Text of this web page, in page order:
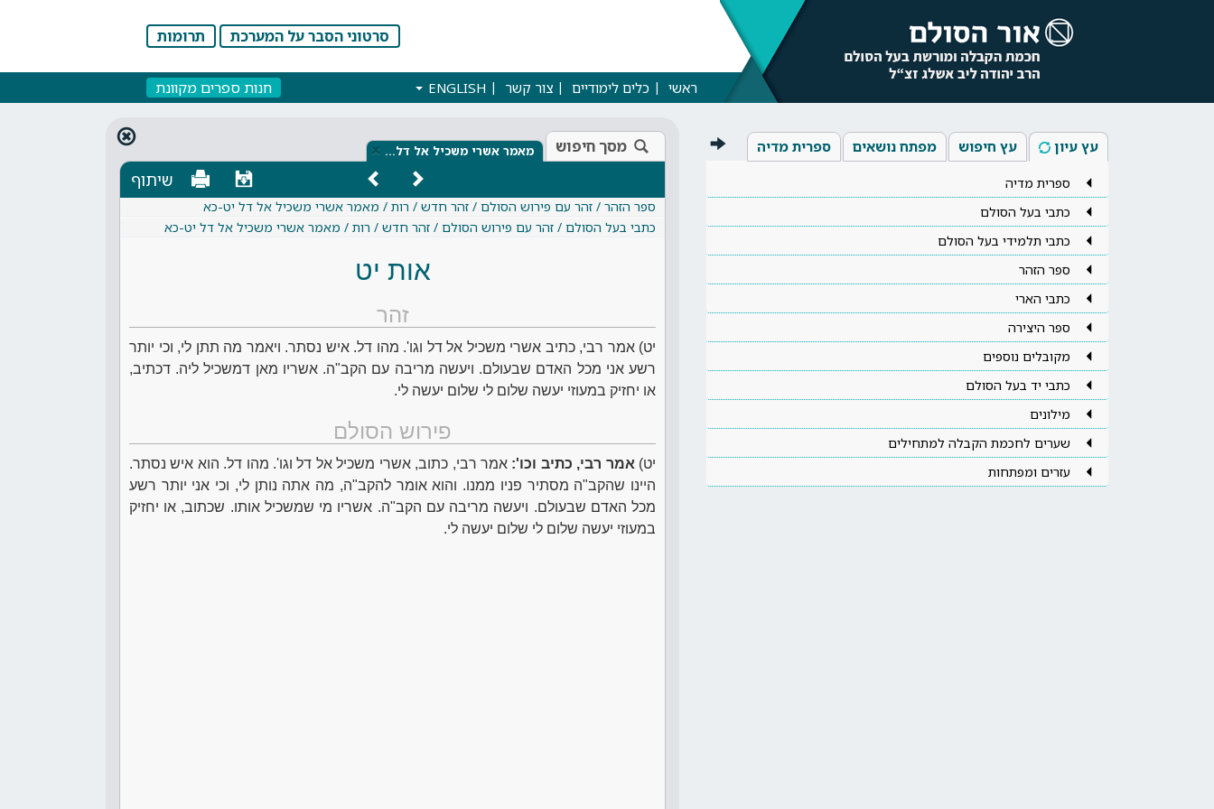
סרטוני הסבר על המערכת תרומות
ראשי כלים לימודיים צור קשר ENGLISH חנות ספרים מקוונת
עץ עיון עץ חיפוש מפתח נושאים ספרית מדיה
ספרית מדיה
כתבי בעל הסולם
כתבי תלמידי בעל הסולם
ספר הזהר
כתבי הארי
ספר היצירה
מקובלים נוספים
כתבי יד בעל הסולם
מילונים
שערים לחכמת הקבלה למתחילים
עזרים ומפתחות
מסך חיפוש מאמר אשרי משכיל אל דל… ×
שיתוף
ספר הזהר / זהר עם פירוש הסולם / זהר חדש / רות / מאמר אשרי משכיל אל דל יט-כא
כתבי בעל הסולם / זהר עם פירוש הסולם / זהר חדש / רות / מאמר אשרי משכיל אל דל יט-כא
אות יט
זהר
יט) אמר רבי, כתיב אשרי משכיל אל דל וגו'. מהו דל. איש נסתר. ויאמר מה תתן לי, וכי יותר
רשע אני מכל האדם שבעולם. ויעשה מריבה עם הקב"ה. אשריו מאן דמשכיל ליה. דכתיב,
או יחזיק במעוזי יעשה שלום לי שלום יעשה לי.
פירוש הסולם
יט) אמר רבי, כתיב וכו': אמר רבי, כתוב, אשרי משכיל אל דל וגו'. מהו דל. הוא איש נסתר.
היינו שהקב"ה מסתיר פניו ממנו. והוא אומר להקב"ה, מה אתה נותן לי, וכי אני יותר רשע
מכל האדם שבעולם. ויעשה מריבה עם הקב"ה. אשריו מי שמשכיל אותו. שכתוב, או יחזיק
במעוזי יעשה שלום לי שלום יעשה לי.